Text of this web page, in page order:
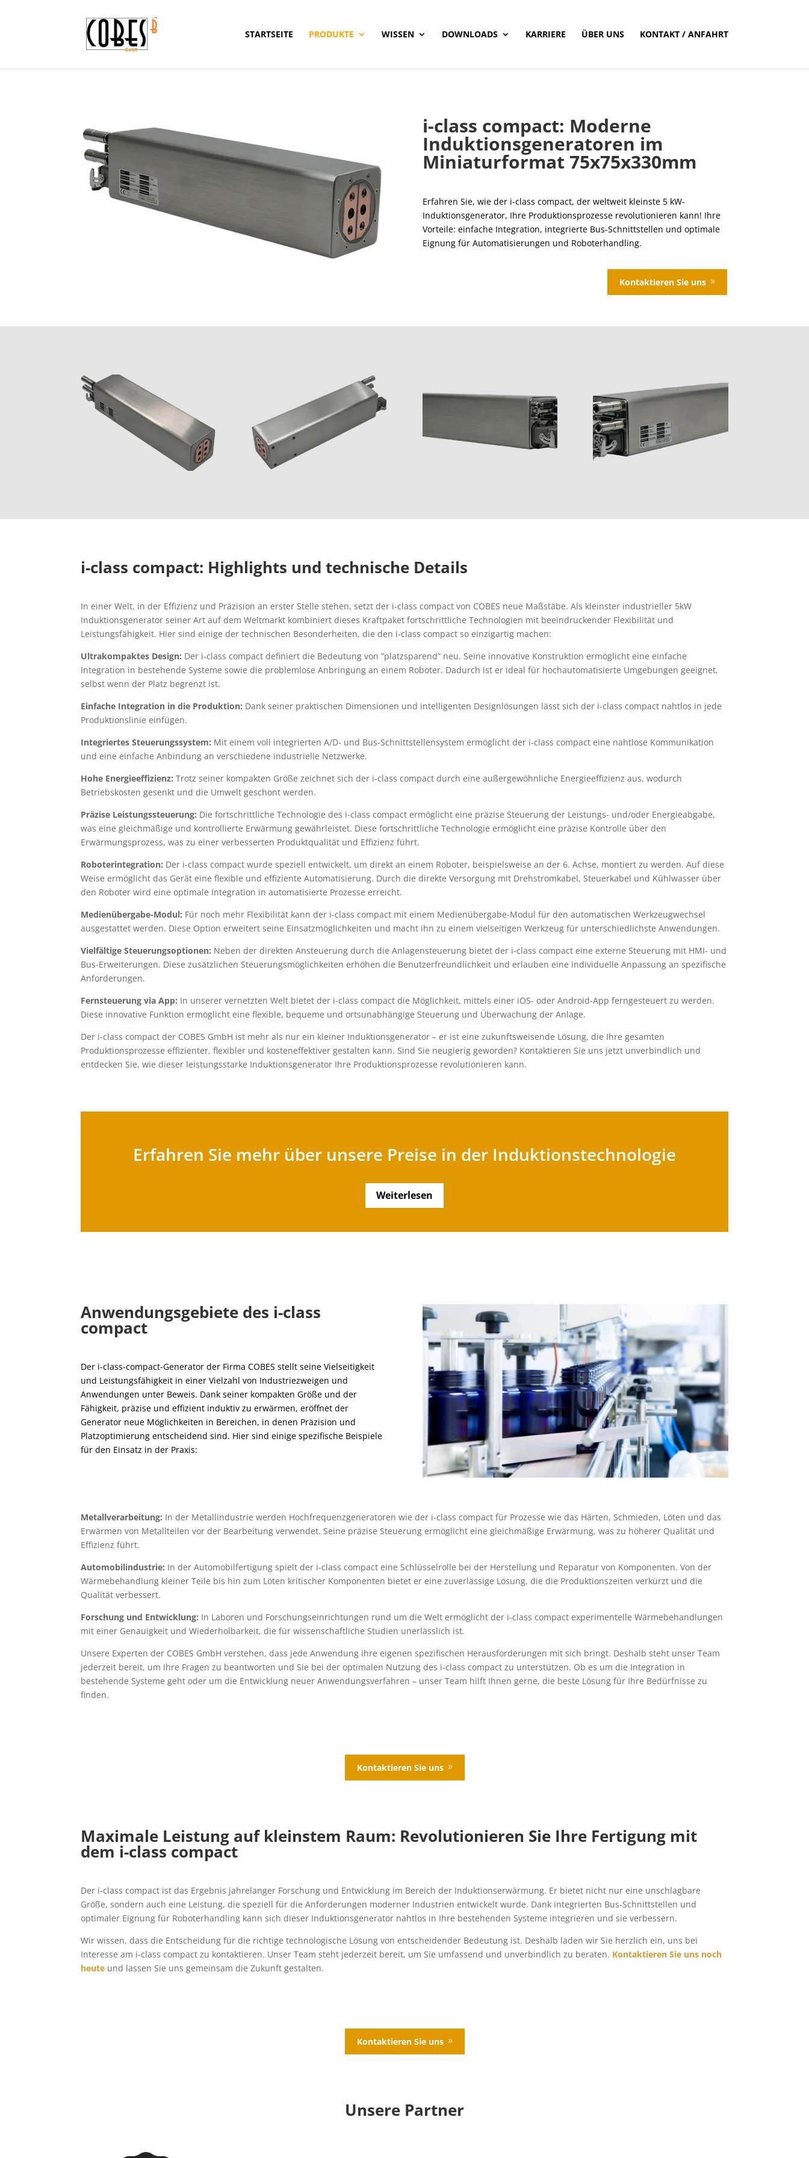
STARTSEITE PRODUKTE WISSEN DOWNLOADS KARRIERE ÜBER UNS KONTAKT / ANFAHRT
i-class compact: Moderne
Induktionsgeneratoren im
Miniaturformat 75x75x330mm
Erfahren Sie, wie der i-class compact, der weltweit kleinste 5 kW-
Induktionsgenerator, Ihre Produktionsprozesse revolutionieren kann! Ihre
Vorteile: einfache Integration, integrierte Bus-Schnittstellen und optimale
Eignung für Automatisierungen und Roboterhandling.
Kontaktieren Sie uns
i-class compact: Highlights und technische Details
In einer Welt, in der Effizienz und Präzision an erster Stelle stehen, setzt der i-class compact von COBES neue Maßstäbe. Als kleinster industrieller 5kW
Induktionsgenerator seiner Art auf dem Weltmarkt kombiniert dieses Kraftpaket fortschrittliche Technologien mit beeindruckender Flexibilität und
Leistungsfähigkeit. Hier sind einige der technischen Besonderheiten, die den i-class compact so einzigartig machen:
Ultrakompaktes Design: Der i-class compact definiert die Bedeutung von ”platzsparend” neu. Seine innovative Konstruktion ermöglicht eine einfache
Integration in bestehende Systeme sowie die problemlose Anbringung an einem Roboter. Dadurch ist er ideal für hochautomatisierte Umgebungen geeignet,
selbst wenn der Platz begrenzt ist.
Einfache Integration in die Produktion: Dank seiner praktischen Dimensionen und intelligenten Designlösungen lässt sich der i-class compact nahtlos in jede
Produktionslinie einfügen.
Integriertes Steuerungssystem: Mit einem voll integrierten A/D- und Bus-Schnittstellensystem ermöglicht der i-class compact eine nahtlose Kommunikation
und eine einfache Anbindung an verschiedene industrielle Netzwerke.
Hohe Energieeffizienz: Trotz seiner kompakten Größe zeichnet sich der i-class compact durch eine außergewöhnliche Energieeffizienz aus, wodurch
Betriebskosten gesenkt und die Umwelt geschont werden.
Präzise Leistungssteuerung: Die fortschrittliche Technologie des i-class compact ermöglicht eine präzise Steuerung der Leistungs- und/oder Energieabgabe,
was eine gleichmäßige und kontrollierte Erwärmung gewährleistet. Diese fortschrittliche Technologie ermöglicht eine präzise Kontrolle über den
Erwärmungsprozess, was zu einer verbesserten Produktqualität und Effizienz führt.
Roboterintegration: Der i-class compact wurde speziell entwickelt, um direkt an einem Roboter, beispielsweise an der 6. Achse, montiert zu werden. Auf diese
Weise ermöglicht das Gerät eine flexible und effiziente Automatisierung. Durch die direkte Versorgung mit Drehstromkabel, Steuerkabel und Kühlwasser über
den Roboter wird eine optimale Integration in automatisierte Prozesse erreicht.
Medienübergabe-Modul: Für noch mehr Flexibilität kann der i-class compact mit einem Medienübergabe-Modul für den automatischen Werkzeugwechsel
ausgestattet werden. Diese Option erweitert seine Einsatzmöglichkeiten und macht ihn zu einem vielseitigen Werkzeug für unterschiedlichste Anwendungen.
Vielfältige Steuerungsoptionen: Neben der direkten Ansteuerung durch die Anlagensteuerung bietet der i-class compact eine externe Steuerung mit HMI- und
Bus-Erweiterungen. Diese zusätzlichen Steuerungsmöglichkeiten erhöhen die Benutzerfreundlichkeit und erlauben eine individuelle Anpassung an spezifische
Anforderungen.
Fernsteuerung via App: In unserer vernetzten Welt bietet der i-class compact die Möglichkeit, mittels einer iOS- oder Android-App ferngesteuert zu werden.
Diese innovative Funktion ermöglicht eine flexible, bequeme und ortsunabhängige Steuerung und Überwachung der Anlage.
Der i-class compact der COBES GmbH ist mehr als nur ein kleiner Induktionsgenerator – er ist eine zukunftsweisende Lösung, die Ihre gesamten
Produktionsprozesse effizienter, flexibler und kosteneffektiver gestalten kann. Sind Sie neugierig geworden? Kontaktieren Sie uns jetzt unverbindlich und
entdecken Sie, wie dieser leistungsstarke Induktionsgenerator Ihre Produktionsprozesse revolutionieren kann.
Erfahren Sie mehr über unsere Preise in der Induktionstechnologie
Weiterlesen
Anwendungsgebiete des i-class
compact
Der i-class-compact-Generator der Firma COBES stellt seine Vielseitigkeit
und Leistungsfähigkeit in einer Vielzahl von Industriezweigen und
Anwendungen unter Beweis. Dank seiner kompakten Größe und der
Fähigkeit, präzise und effizient induktiv zu erwärmen, eröffnet der
Generator neue Möglichkeiten in Bereichen, in denen Präzision und
Platzoptimierung entscheidend sind. Hier sind einige spezifische Beispiele
für den Einsatz in der Praxis:
Metallverarbeitung: In der Metallindustrie werden Hochfrequenzgeneratoren wie der i-class compact für Prozesse wie das Härten, Schmieden, Löten und das
Erwärmen von Metallteilen vor der Bearbeitung verwendet. Seine präzise Steuerung ermöglicht eine gleichmäßige Erwärmung, was zu höherer Qualität und
Effizienz führt.
Automobilindustrie: In der Automobilfertigung spielt der i-class compact eine Schlüsselrolle bei der Herstellung und Reparatur von Komponenten. Von der
Wärmebehandlung kleiner Teile bis hin zum Löten kritischer Komponenten bietet er eine zuverlässige Lösung, die die Produktionszeiten verkürzt und die
Qualität verbessert.
Forschung und Entwicklung: In Laboren und Forschungseinrichtungen rund um die Welt ermöglicht der i-class compact experimentelle Wärmebehandlungen
mit einer Genauigkeit und Wiederholbarkeit, die für wissenschaftliche Studien unerlässlich ist.
Unsere Experten der COBES GmbH verstehen, dass jede Anwendung ihre eigenen spezifischen Herausforderungen mit sich bringt. Deshalb steht unser Team
jederzeit bereit, um Ihre Fragen zu beantworten und Sie bei der optimalen Nutzung des i-class compact zu unterstützen. Ob es um die Integration in
bestehende Systeme geht oder um die Entwicklung neuer Anwendungsverfahren – unser Team hilft Ihnen gerne, die beste Lösung für Ihre Bedürfnisse zu
finden.
Kontaktieren Sie uns
Maximale Leistung auf kleinstem Raum: Revolutionieren Sie Ihre Fertigung mit
dem i-class compact
Der i-class compact ist das Ergebnis jahrelanger Forschung und Entwicklung im Bereich der Induktionserwärmung. Er bietet nicht nur eine unschlagbare
Größe, sondern auch eine Leistung, die speziell für die Anforderungen moderner Industrien entwickelt wurde. Dank integrierten Bus-Schnittstellen und
optimaler Eignung für Roboterhandling kann sich dieser Induktionsgenerator nahtlos in Ihre bestehenden Systeme integrieren und sie verbessern.
Wir wissen, dass die Entscheidung für die richtige technologische Lösung von entscheidender Bedeutung ist. Deshalb laden wir Sie herzlich ein, uns bei
Interesse am i-class compact zu kontaktieren. Unser Team steht jederzeit bereit, um Sie umfassend und unverbindlich zu beraten. Kontaktieren Sie uns noch
heute und lassen Sie uns gemeinsam die Zukunft gestalten.
Kontaktieren Sie uns
Unsere Partner